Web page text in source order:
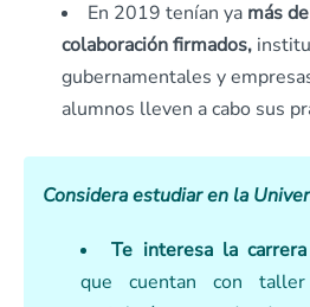
En 2019 tenían ya más
colaboración firmados,
gubernamentales y
alumnos lleven a cabo sus
Considera estudiar en la
Te interesa la
que cuentan con